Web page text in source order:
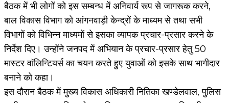
बैठक में भी लोगों को इस सम्बन्ध में अनिवार्य रूप से जागरूक करने,
बाल विकास विभाग को आंगनवाड़ी केन्द्रों के माध्यम से तथा सभी
विभागों को विभिन्न माध्यमों से इसका व्यापक प्रचार-प्रसार करने के
निर्देश दिए। उन्होंने जनपद में अभियान के प्रचार-प्रसार हेतु 50
मास्टर वाॅलिन्टियर्स का चयन करते हुए युवाओं को इसके साथ भागीदार
बनाने को कहा।
इस दौरान बैठक में मुख्य विकास अधिकारी नितिका खण्डेलवाल, पुलिस